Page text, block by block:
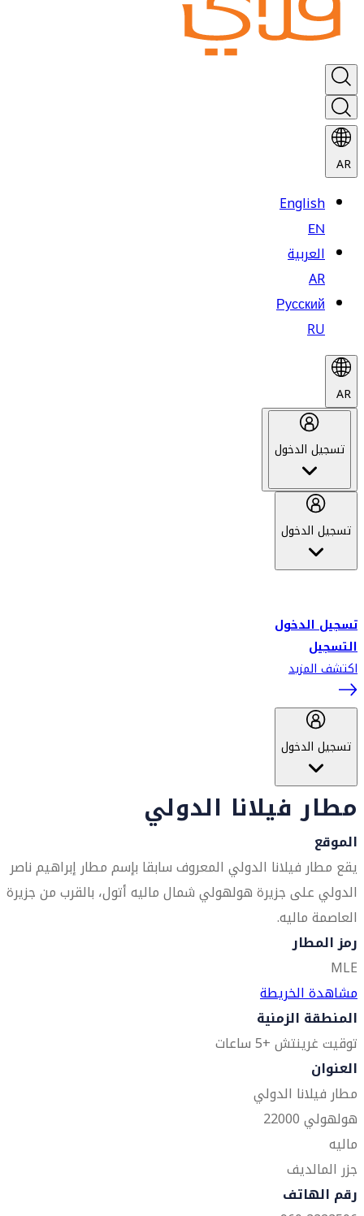
AR
English
EN
العربية
AR
Русский
RU
AR
تسجيل الدخول
تسجيل الدخول
تسجيل الدخول
التسجيل
اكتشف المزيد
تسجيل الدخول
مطار فيلانا الدولي
الموقع
يقع مطار فيلانا الدولي المعروف سابقا بإسم مطار إبراهيم ناصر
الدولي على جزيرة هولهولي شمال ماليه أتول، بالقرب من جزيرة
العاصمة ماليه.
رمز المطار
MLE
مشاهدة الخريطة
المنطقة الزمنية
توقيت غرينتش +5 ساعات
العنوان
مطار فيلانا الدولي
هولهولي 22000
ماليه
جزر المالديف
رقم الهاتف